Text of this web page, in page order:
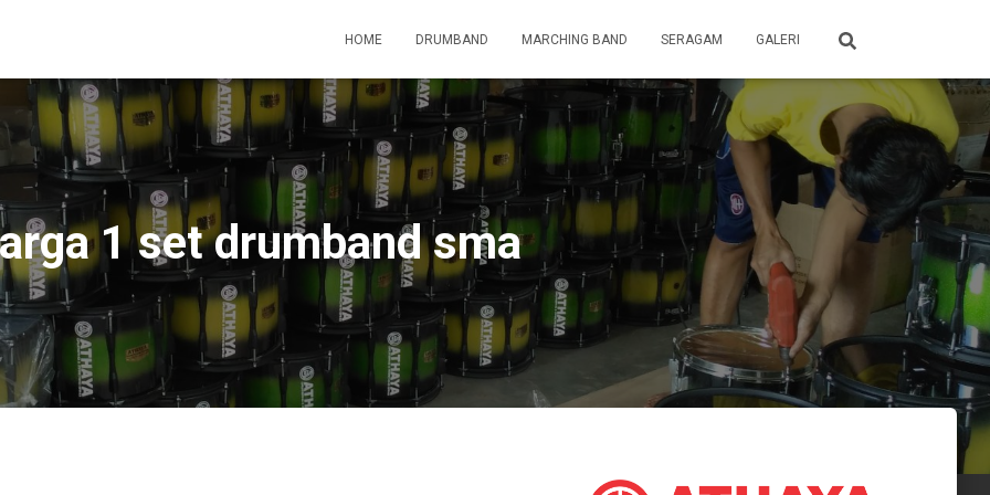
HOME DRUMBAND MARCHING BAND SERAGAM GALERI
1 set drumband sma